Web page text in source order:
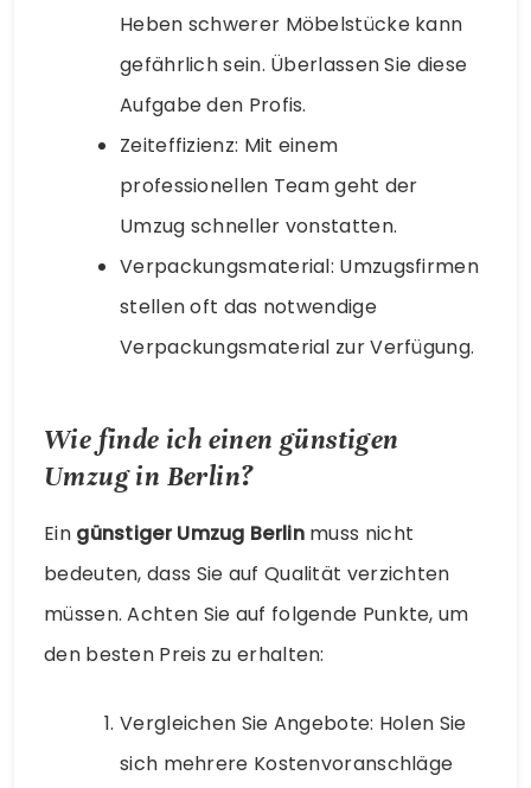
Heben schwerer Möbelstücke kann
gefährlich sein. Überlassen Sie diese
Aufgabe den Profis.
Zeiteffizienz: Mit einem
professionellen Team geht der
Umzug schneller vonstatten.
Verpackungsmaterial: Umzugsfirmen
stellen oft das notwendige
Verpackungsmaterial zur Verfügung.
Wie finde ich einen günstigen
Umzug in Berlin?
Ein günstiger Umzug Berlinmuss nicht
bedeuten, dass Sie auf Qualität verzichten
müssen. Achten Sie auf folgende Punkte, um
den besten Preis zu erhalten:
Vergleichen Sie Angebote: Holen Sie
sich mehrere Kostenvoranschläge